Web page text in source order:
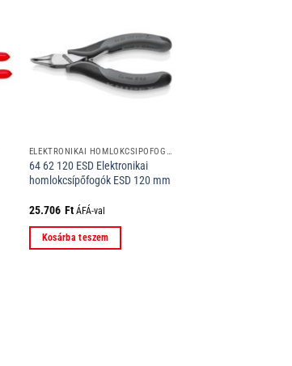
ELEKTRONIKAI HOMLOKCSÍPŐFOGÓK ESD
64 62 120 ESD Elektronikai
homlokcsípőfogók ESD 120 mm
25.706 Ft ÁFÁ-val
Kosárba teszem